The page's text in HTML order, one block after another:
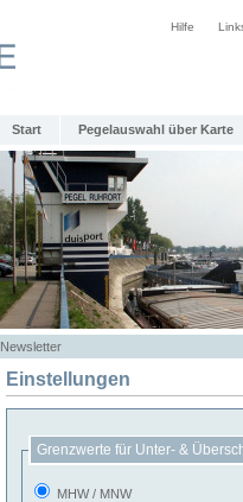
Hilfe
Start Pegelauswahl über Karte
Newsletter
Einstellungen
Grenzwerte für Unter- &
MHW / MNW